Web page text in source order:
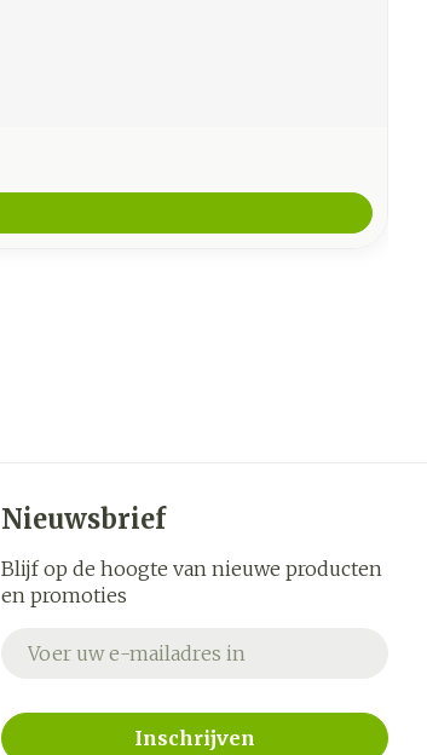
Nieuwsbrief
Blijf op de hoogte van nieuwe producten
en promoties
Inschrijven